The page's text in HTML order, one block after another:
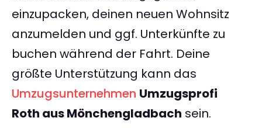
einzupacken, deinen neuen Wohnsitz
anzumelden und ggf. Unterkünfte zu
buchen während der Fahrt. Deine
größte Unterstützung kann das
Umzugsunternehmen Umzugsprofi
Roth aus Mönchengladbach sein.